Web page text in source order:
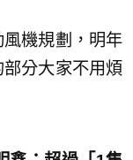
機規劃，明年
分大家不用煩